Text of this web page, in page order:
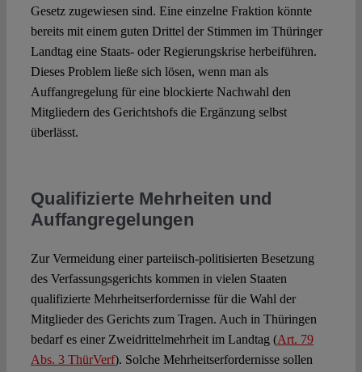
Gesetz zugewiesen sind. Eine einzelne Fraktion könnte
bereits mit einem guten Drittel der Stimmen im Thüringer
Landtag eine Staats- oder Regierungskrise herbeiführen.
Dieses Problem ließe sich lösen, wenn man als
Auffangregelung für eine blockierte Nachwahl den
Mitgliedern des Gerichtshofs die Ergänzung selbst
überlässt.
Qualifizierte Mehrheiten und
Auffangregelungen
Zur Vermeidung einer parteiisch-politisierten Besetzung
des Verfassungsgerichts kommen in vielen Staaten
qualifizierte Mehrheitserfordernisse für die Wahl der
Mitglieder des Gerichts zum Tragen. Auch in Thüringen
bedarf es einer Zweidrittelmehrheit im Landtag (Art. 79
Abs. 3 ThürVerf). Solche Mehrheitserfordernisse sollen